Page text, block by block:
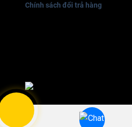
Chính sách đổi trả hàng
Winli © 2026 | Thiết kế